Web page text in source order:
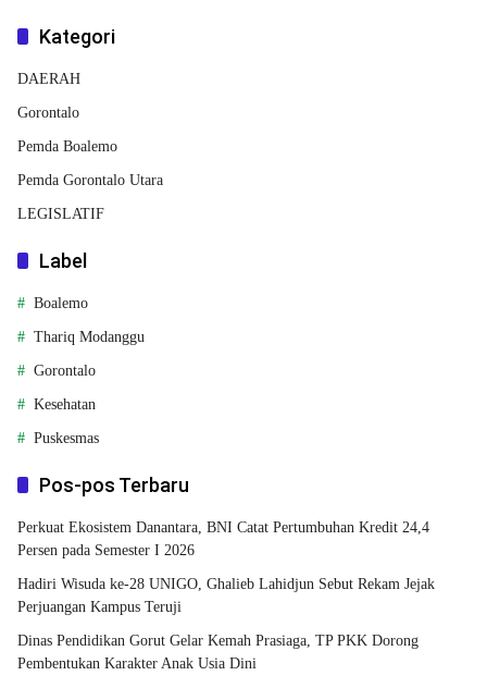
Kategori
DAERAH
Gorontalo
Pemda Boalemo
Pemda Gorontalo Utara
LEGISLATIF
Label
Boalemo
Thariq Modanggu
Gorontalo
Kesehatan
Puskesmas
Pos-pos Terbaru
Perkuat Ekosistem Danantara, BNI Catat Pertumbuhan Kredit 24,4
Persen pada Semester I 2026
Hadiri Wisuda ke-28 UNIGO, Ghalieb Lahidjun Sebut Rekam Jejak
Perjuangan Kampus Teruji
Dinas Pendidikan Gorut Gelar Kemah Prasiaga, TP PKK Dorong
Pembentukan Karakter Anak Usia Dini